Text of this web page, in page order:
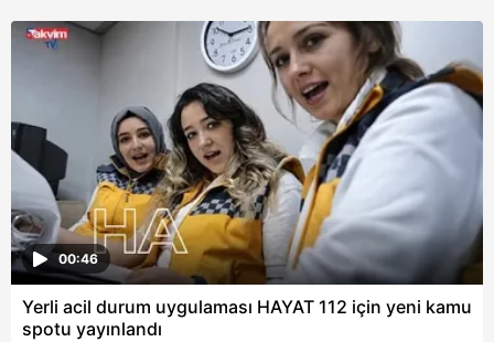
Sitemizde kendimize ve üçüncü kişilere ait çerezler
kullanılmaktadır. Bu çerezler vasıtasıyla çeşitli kişisel
verileriniz işlenmekte olup gerekli olan çerezler bilgi
toplumu hizmetlerinin sunulması amacıyla
kullanılmaktadır. Diğer çerezler, sitemizin daha işlevsel
kılınması ve kişiselleştirilmesi ve sizlere yönelik
reklam/pazarlama faaliyetlerinin yapılması, amaçlarıyla
sınırlı olarak açık rızanız dahilinde kullanılacaktır.
Çerezlere ilişkin tercihlerinizi aşağıda yer alan panel
için Ayarlar butonuna tıklayabilir,
Çerez Bilgilendirme
00:46
Yerli acil durum uygulaması HAYAT 112 için yeni kamu
spotu yayınlandı